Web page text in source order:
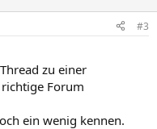
#3
zu einer
Forum
ein wenig kennen.